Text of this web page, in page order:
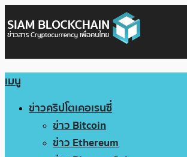
เมนู
ข่าวคริปโตเคอเรนซี่
ข่าว Bitcoin
ข่าว Ethereum